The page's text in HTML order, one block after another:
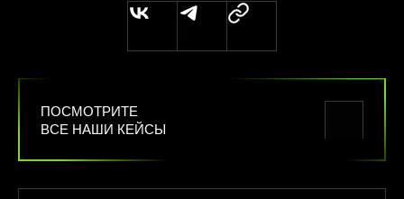
ПОСМОТРИТЕ
ВСЕ НАШИ КЕЙСЫ